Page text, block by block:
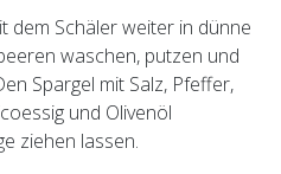
dem Schäler weiter in dünne
waschen, putzen und
Spargel mit Salz, Pfeffer,
und Olivenöl
ziehen lassen.